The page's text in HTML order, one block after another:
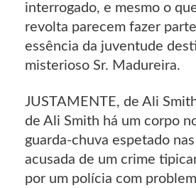
interrogado, e mesmo o
revolta parecem fazer
essência da juventude
misterioso Sr. Madureira.
JUSTAMENTE, de Ali
de Ali Smith há um corpo
guarda-chuva espetado
acusada de um crime
por um polícia com